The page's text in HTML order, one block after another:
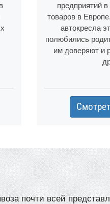
предприятий
товаров в
автокресла
полюбились
им доверяют и
почти всей